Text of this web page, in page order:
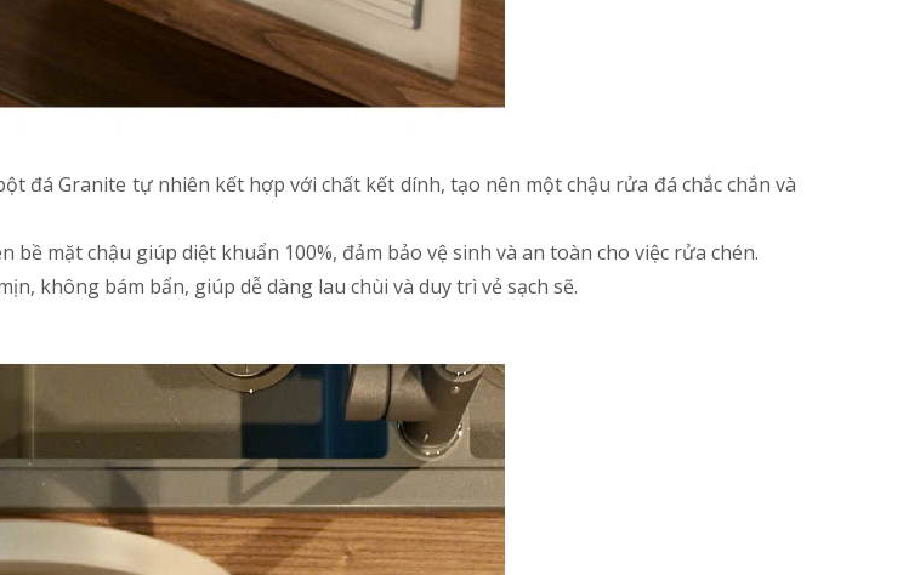
đá Granite tự nhiên kết hợp với chất kết dính, tạo nên một chậu rửa đá chắc chắn và
bề mặt chậu giúp diệt khuẩn 100%, đảm bảo vệ sinh và an toàn cho việc rửa chén.
không bám bẩn, giúp dễ dàng lau chùi và duy trì vẻ sạch sẽ.